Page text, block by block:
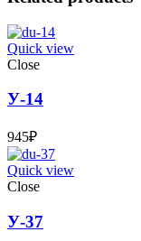
Quick view
Close
У-14
945₽
Quick view
Close
У-37